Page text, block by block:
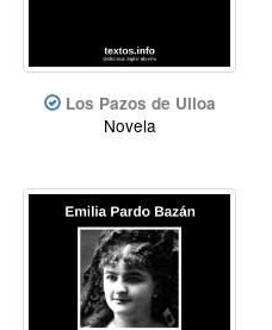
Los Pazos de Ulloa
Novela